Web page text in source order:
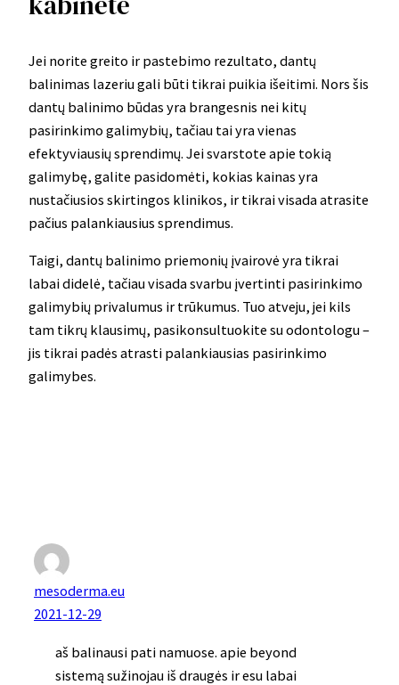
Jei norite greito ir pastebimo rezultato, dantų
balinimas lazeriu gali būti tikrai puikia išeitimi. Nors šis
dantų balinimo būdas yra brangesnis nei kitų
pasirinkimo galimybių, tačiau tai yra vienas
efektyviausių sprendimų. Jei svarstote apie tokią
galimybę, galite pasidomėti, kokias kainas yra
nustačiusios skirtingos klinikos, ir tikrai visada atrasite
pačius palankiausius sprendimus.
Taigi, dantų balinimo priemonių įvairovė yra tikrai
labai didelė, tačiau visada svarbu įvertinti pasirinkimo
galimybių privalumus ir trūkumus. Tuo atveju, jei kils
tam tikrų klausimų, pasikonsultuokite su odontologu –
jis tikrai padės atrasti palankiausias pasirinkimo
galimybes.
mesoderma.eu
2021-12-29
aš balinausi pati namuose. apie beyond
sistemą sužinojau iš draugės ir esu labai